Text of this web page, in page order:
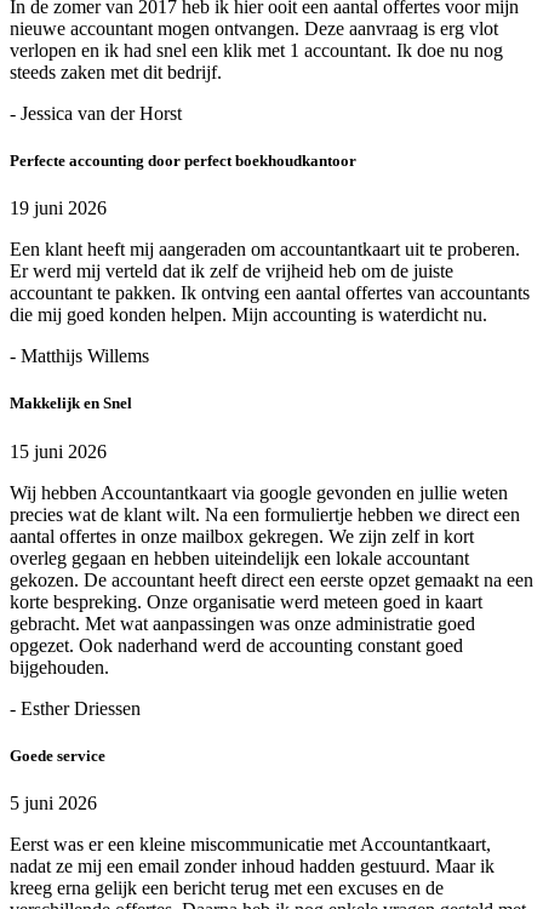
In de zomer van 2017 heb ik hier ooit een aantal offertes voor mijn
nieuwe accountant mogen ontvangen. Deze aanvraag is erg vlot
verlopen en ik had snel een klik met 1 accountant. Ik doe nu nog
steeds zaken met dit bedrijf.
- Jessica van der Horst
Perfecte accounting door perfect boekhoudkantoor
19 juni 2026
Een klant heeft mij aangeraden om accountantkaart uit te proberen.
Er werd mij verteld dat ik zelf de vrijheid heb om de juiste
accountant te pakken. Ik ontving een aantal offertes van accountants
die mij goed konden helpen. Mijn accounting is waterdicht nu.
- Matthijs Willems
Makkelijk en Snel
15 juni 2026
Wij hebben Accountantkaart via google gevonden en jullie weten
precies wat de klant wilt. Na een formuliertje hebben we direct een
aantal offertes in onze mailbox gekregen. We zijn zelf in kort
overleg gegaan en hebben uiteindelijk een lokale accountant
gekozen. De accountant heeft direct een eerste opzet gemaakt na een
korte bespreking. Onze organisatie werd meteen goed in kaart
gebracht. Met wat aanpassingen was onze administratie goed
opgezet. Ook naderhand werd de accounting constant goed
bijgehouden.
- Esther Driessen
Goede service
5 juni 2026
Eerst was er een kleine miscommunicatie met Accountantkaart,
nadat ze mij een email zonder inhoud hadden gestuurd. Maar ik
kreeg erna gelijk een bericht terug met een excuses en de